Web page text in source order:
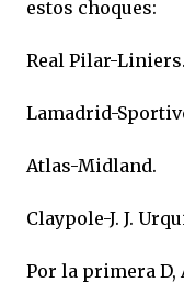
estos choques:
Real Pilar-Liniers.
Lamadrid-
Atlas-Midland.
Claypole-J. J.
Por la primera D,